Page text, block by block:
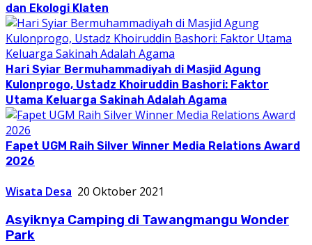
dan Ekologi Klaten
Hari Syiar Bermuhammadiyah di Masjid Agung
Kulonprogo, Ustadz Khoiruddin Bashori: Faktor
Utama Keluarga Sakinah Adalah Agama
Fapet UGM Raih Silver Winner Media Relations Award
2026
Wisata Desa 20 Oktober 2021
Asyiknya Camping di Tawangmangu Wonder
Park